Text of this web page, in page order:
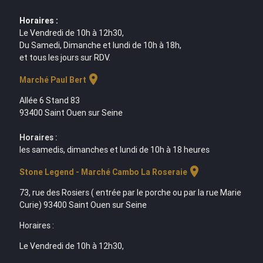
Horaires :
Le Vendredi de 10h à 12h30,
Du Samedi, Dimanche et lundi de 10h à 18h,
et tous les jours sur RDV.
Marché Paul Bert location_on
Allée 6 Stand 83
93400 Saint Ouen sur Seine
Horaires :
les samedis, dimanches et lundi de 10h à 18 heures
Stone Legend - Marché Cambo La Roseraielocation_on
73, rue des Rosiers ( entrée par le porche ou par la rue Marie
Curie) 93400 Saint Ouen sur Seine
Horaires :
Le Vendredi de 10h à 12h30,